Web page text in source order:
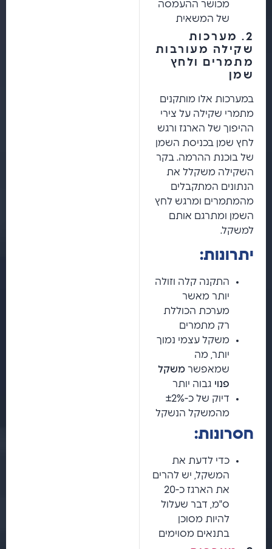
מכושר ההעמסה
של המשאית
2. מערכות
שקילה מעורבות
מתמרים ולחץ
שמן
במערכות אלו מותקנים
מתמרי שקילה על צירי
ההיפוך של הארגז ורגש
לחץ שמן בכניסת השמן
של בוכנת ההרמה. בקר
השקילה משקלל את
הנתונים המתקבלים
מהמתמרים ומרגש לחץ
השמן ומתרגם אותם
למשקל.
יתרונות:
התקנה קלה וזולה
יותר מאשר
מערכת הכוללת
רק מתמרים
משקל עצמי נמוך
יותר, מה
שמאפשר משקל
פנוי גבוה יותר
דיוק של כ-±2%
מהמשקל הנשקל
חסרונות:
כדי לדעת את
המשקל, יש להרים
את הארגז כ-20
ס"מ, דבר שעלול
להיות מסוכן
בתנאים מסוימים